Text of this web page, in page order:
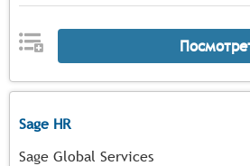
Sage HR
Sage Global Services